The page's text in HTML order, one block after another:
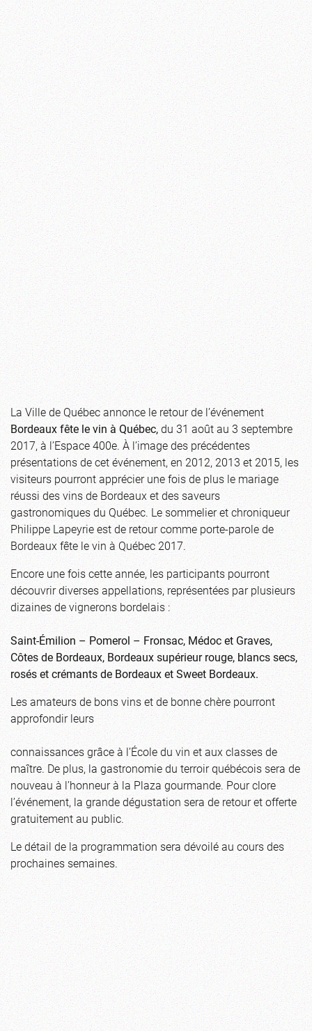
La Ville de Québec annonce le retour de l’événement
Bordeaux fête le vin à Québec,du 31 août au 3 septembre
2017, à l’Espace 400e. À l’image des précédentes
présentations de cet événement, en 2012, 2013 et 2015, les
visiteurs pourront apprécier une fois de plus le mariage
réussi des vins de Bordeaux et des saveurs
gastronomiques du Québec. Le sommelier et chroniqueur
Philippe Lapeyrie est de retour comme porte-parole de
Bordeaux fête le vin à Québec 2017.
Encore une fois cette année, les participants pourront
découvrir diverses appellations, représentées par plusieurs
dizaines de vignerons bordelais :
Saint-Émilion – Pomerol – Fronsac, Médoc et Graves,
Côtes de Bordeaux, Bordeaux supérieur rouge, blancs secs,
rosés et crémants de Bordeaux et Sweet Bordeaux.
Les amateurs de bons vins et de bonne chère pourront
approfondir leurs
connaissances grâce à l’École du vin et aux classes de
maître. De plus, la gastronomie du terroir québécois sera de
nouveau à l’honneur à la Plaza gourmande. Pour clore
l’événement, la grande dégustation sera de retour et offerte
gratuitement au public.
Le détail de la programmation sera dévoilé au cours des
prochaines semaines.